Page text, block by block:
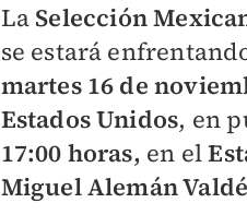
La Selección
se estará
martes 16 de
Estados Unidos, en
17:00 horas, en el
Miguel Alemán